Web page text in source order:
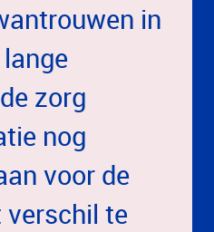
in
zorg
nog
voor de
verschil te